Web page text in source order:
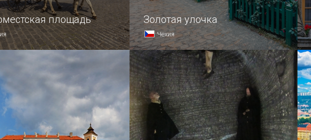
площадь
сердце исторической
Золотая улочка
Чехия
О миниатюрных улицах Праги
слагают легенды, но если вы хотите
побывать на самой крохотной из них,
то непременно стоит отправиться
прямиком в Пражский Град,
на знаменитую Золотую улочку.